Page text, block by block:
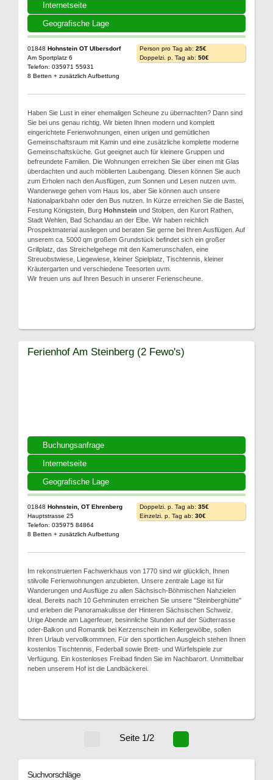
Internetseite
Geografische Lage
01848 Hohnstein OT Ulbersdorf
Am Sportplatz 6
Telefon: 035971 55931
8 Betten + zusätzlich Aufbettung
Person pro Tag ab: 25€
Doppelzi. p. Tag ab: 50€
Haben Sie Lust in einer ehemaligen Scheune zu übernachten? Dann sind
Sie bei uns genau richtig. Wir bieten Ihnen modern und komplett
eingerichtete Ferienwohnungen, einen urigen und gemütlichen
Gemeinschaftsraum mit Kamin und eine zusätzliche komplette moderne
Gemeinschaftsküche. Gut geeignet auch für kleinere Gruppen und
befreundete Familien. Die Wohnungen erreichen Sie über einen mit Glas
überdachten und auch möblierten Laubengang. Diesen können Sie auch
zum Erholen nach den Ausflügen, zum Sonnen und Lesen nutzen uvm.
Wanderwege gehen vom Haus los, aber Sie können auch unsere
Nationalparkbahn oder den Bus nutzen. In Kürze erreichen Sie die Bastei,
Festung Königstein, Burg Hohnstein und Stolpen, den Kurort Rathen,
Stadt Wehlen, Bad Schandau an der Elbe. Wir haben reichlich
Prospektmaterial ausliegen und beraten Sie gerne bei Ihren Ausflügen. Auf
unserem ca. 5000 qm großem Grundstück befindet sich ein großer
Grillplatz, das Streichelgehege mit den Kamerunschafen, eine
Streuobstwiese, Liegewiese, kleiner Spielplatz, Tischtennis, kleiner
Kräutergarten und verschiedene Teesorten uvm.
Wir freuen uns auf Ihren Besuch in unserer Ferienscheune.
Buchungsanfrage
Internetseite
Geografische Lage
Ferienhof Am Steinberg (2 Fewo's)
01848 Hohnstein, OT Ehrenberg
Hauptstrasse 25
Telefon: 035975 84864
8 Betten + zusätzlich Aufbettung
Doppelzi. p. Tag ab: 35€
Einzelzi. p. Tag ab: 30€
Im rekonstruierten Fachwerkhaus von 1770 sind wir glücklich, Ihnen
stilvolle Ferienwohnungen anzubieten. Unsere zentrale Lage ist für
Wanderungen und Ausflüge zu allen Sächsisch-Böhmischen Nahzielen
ideal. Bereits nach 10 Gehminuten erreichen Sie unsere "Steinberghütte"
und erleben die Panoramakulisse der Hinteren Sächsischen Schweiz.
Urige Abende am Lagerfeuer, besinnliche Stunden auf der Südterrasse
oder-Balkon und Romantik bei Kerzenschein im Kellergewölbe, sollen
Ihren Urlaub vervollkommnen. Für den sportlichen Ausgleich stehen Ihnen
kostenlos Tischtennis, Federball sowie Brett- und Würfelspiele zur
Verfügung. Ein kostenloses Freibad finden Sie im Nachbarort. Unmittelbar
neben unserem Hof ist die Landbäckerei.
Seite 1/2
Suchvorschläge